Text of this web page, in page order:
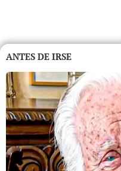
ANTES DE IRSE